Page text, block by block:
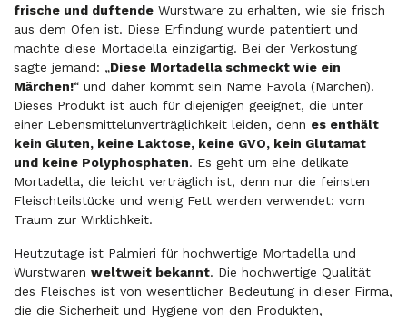
frische und duftende Wurstware zu erhalten, wie sie frisch
aus dem Ofen ist. Diese Erfindung wurde patentiert und
machte diese Mortadella einzigartig. Bei der Verkostung
sagte jemand: „Diese Mortadella schmeckt wie ein
Märchen!“ und daher kommt sein Name Favola (Märchen).
Dieses Produkt ist auch für diejenigen geeignet, die unter
einer Lebensmittelunverträglichkeit leiden, denn es enthält
kein Gluten, keine Laktose, keine GVO, kein Glutamat
und keine Polyphosphaten. Es geht um eine delikate
Mortadella, die leicht verträglich ist, denn nur die feinsten
Fleischteilstücke und wenig Fett werden verwendet: vom
Traum zur Wirklichkeit.
Heutzutage ist Palmieri für hochwertige Mortadella und
Wurstwaren weltweit bekannt. Die hochwertige Qualität
des Fleisches ist von wesentlicher Bedeutung in dieser Firma,
die die Sicherheit und Hygiene von den Produkten,